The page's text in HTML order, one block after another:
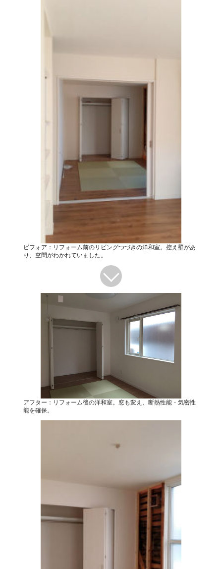
ビフォア：リフォーム前のリビングつづきの洋和室。控え壁があ
り、空間がわかれていました。
アフター：リフォーム後の洋和室。窓も変え、断熱性能・気密性
能を確保。